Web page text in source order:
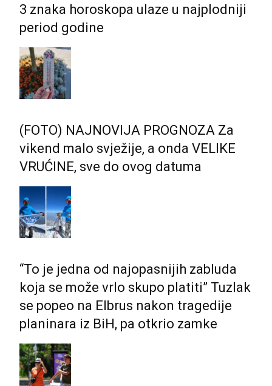
3 znaka horoskopa ulaze u najplodniji
period godine
(FOTO) NAJNOVIJA PROGNOZA Za
vikend malo svježije, a onda VELIKE
VRUĆINE, sve do ovog datuma
“To je jedna od najopasnijih zabluda
koja se može vrlo skupo platiti” Tuzlak
se popeo na Elbrus nakon tragedije
planinara iz BiH, pa otkrio zamke